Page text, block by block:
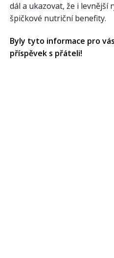
dál a ukazovat, že i
špičkové nutriční benefity.
Byly tyto informace pro
příspěvek s přáteli!